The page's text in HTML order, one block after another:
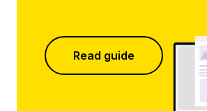
Read guide